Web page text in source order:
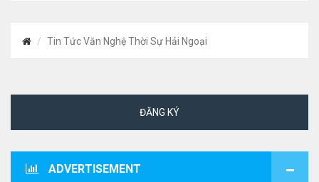
Tin Tức Văn Nghệ Thời Sự Hải Ngoại
ĐĂNG KÝ
ADVERTISEMENT